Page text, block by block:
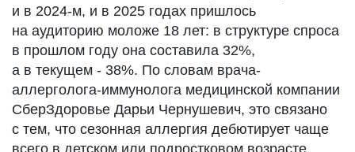
и в 2024-м, и в 2025 годах пришлось
на аудиторию моложе 18 лет: в структуре спроса
в прошлом году она составила 32%,
а в текущем - 38%. По словам врача-
аллерголога-иммунолога медицинской компании
СберЗдоровье Дарьи Чернушевич, это связано
с тем, что сезонная аллергия дебютирует чаще
всего в детском или подростковом возрасте.